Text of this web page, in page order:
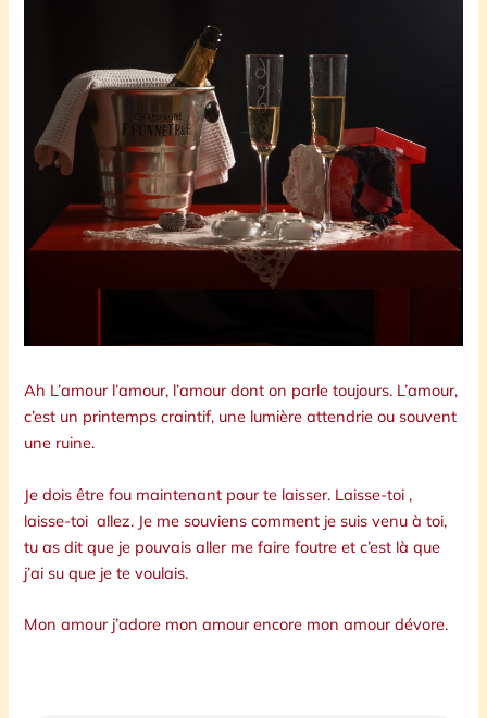
Ah L’amour l’amour, l’amour dont on parle toujours. L’amour,
c’est un printemps craintif, une lumière attendrie ou souvent
une ruine.
Je dois être fou maintenant pour te laisser. Laisse-toi ,
laisse-toi allez. Je me souviens comment je suis venu à toi,
tu as dit que je pouvais aller me faire foutre et c’est là que
j’ai su que je te voulais.
Mon amour j’adore mon amour encore mon amour dévore.